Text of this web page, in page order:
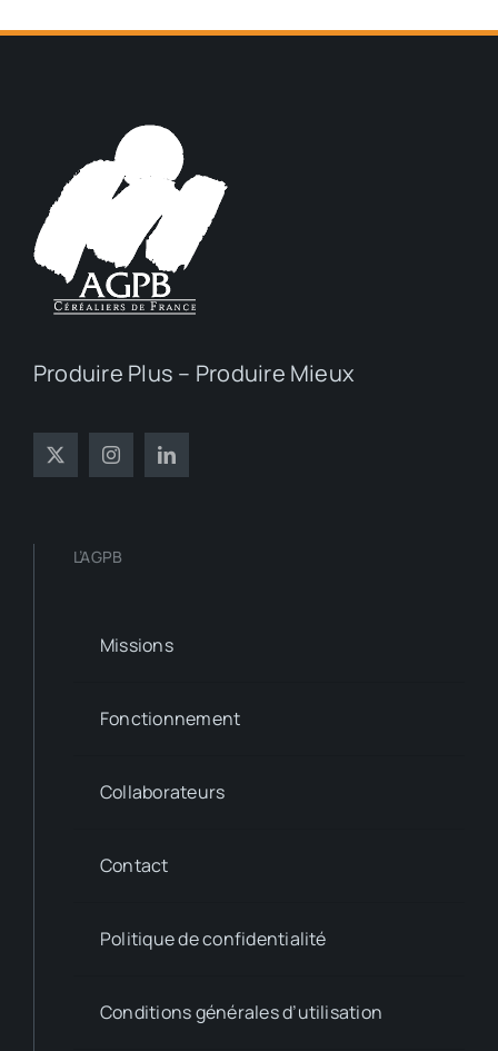
Produire Plus – Produire Mieux
L’AGPB
Missions
Fonctionnement
Collaborateurs
Contact
Politique de confidentialité
Conditions générales d’utilisation